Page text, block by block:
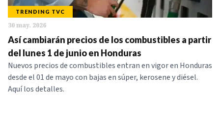
TRENDING TVC
30 may. 2026
Así cambiarán precios de los combustibles a partir
del lunes 1 de junio en Honduras
Nuevos precios de combustibles entran en vigor en Honduras
desde el 01 de mayo con bajas en súper, kerosene y diésel.
Aquí los detalles.